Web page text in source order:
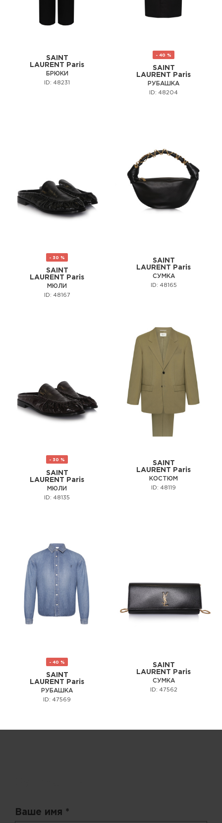
SAINT
LAURENT Paris
БРЮКИ
ID: 48231
- 40 %
SAINT
LAURENT Paris
РУБАШКА
ID: 48204
- 30 %
SAINT
LAURENT Paris
МЮЛИ
ID: 48167
SAINT
LAURENT Paris
СУМКА
ID: 48165
- 30 %
SAINT
LAURENT Paris
МЮЛИ
ID: 48135
SAINT
LAURENT Paris
КОСТЮМ
ID: 48119
- 40 %
SAINT
LAURENT Paris
РУБАШКА
ID: 47569
SAINT
LAURENT Paris
СУМКА
ID: 47562
Ваше имя *